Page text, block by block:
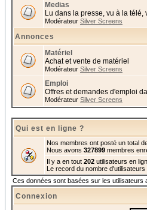
Medias
Lu dans la presse, vu à la télé,
Modérateur Silver Screens
Annonces
Matériel
Achat et vente de matériel
Modérateur Silver Screens
Emploi
Offres et demandes d'emploi
Modérateur Silver Screens
Qui est en ligne ?
Nos membres ont posté un total
Nous avons 327899 membres
Il y a en tout 202 utilisateurs en
Le record du nombre d'utilisateurs
Ces données sont basées sur les utilisateurs
Connexion